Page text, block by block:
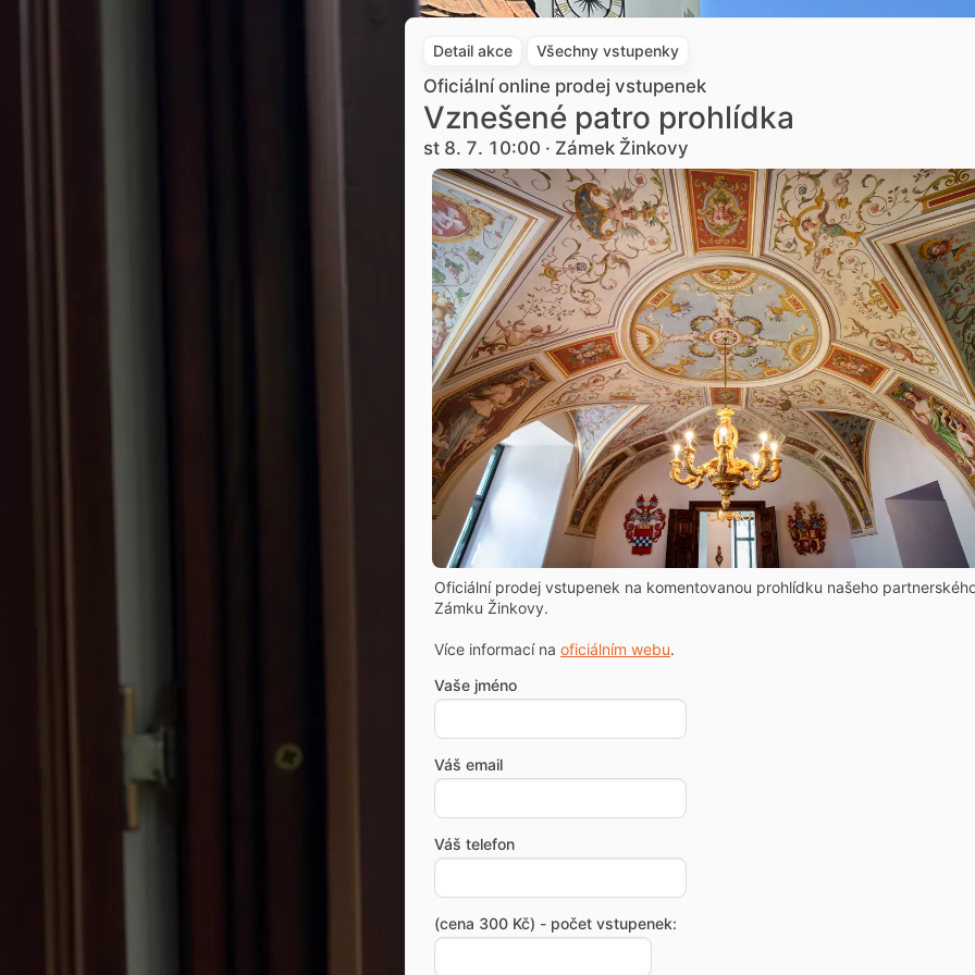
Detail akce Všechny vstupenky
Oficiální online prodej vstupenek
Vznešené patro prohlídka
st 8. 7. 10:00 · Zámek Žinkovy
Oficiální prodej vstupenek na komentovanou prohlídku našeho
Zámku Žinkovy.
Více informací na oficiálním webu.
Vaše jméno
Váš email
Váš telefon
(cena 300 Kč) - počet vstupenek: